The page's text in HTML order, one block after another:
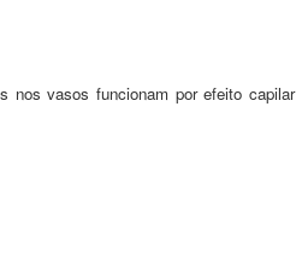
nos vasos funcionam por efeito capilar